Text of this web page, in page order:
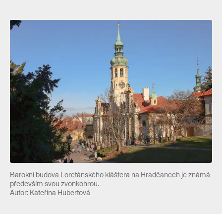
Barokní budova Loretánského kláštera na Hradčanech je známá
především svou zvonkohrou.
Autor: Kateřina Hubertová